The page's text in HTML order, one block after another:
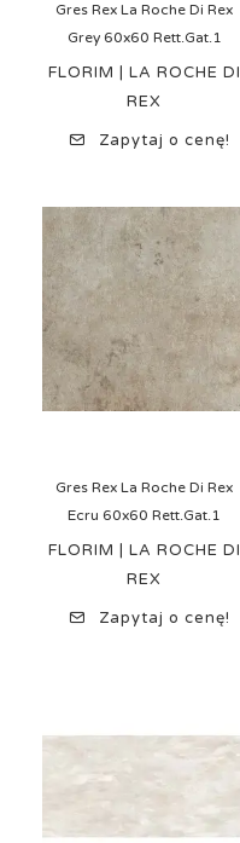
Gres Rex La Roche Di Rex
Grey 60x60 Rett.Gat.1
FLORIM | LA ROCHE DI
REX
Zapytaj o cenę!
Gres Rex La Roche Di Rex
Ecru 60x60 Rett.Gat.1
FLORIM | LA ROCHE DI
REX
Zapytaj o cenę!